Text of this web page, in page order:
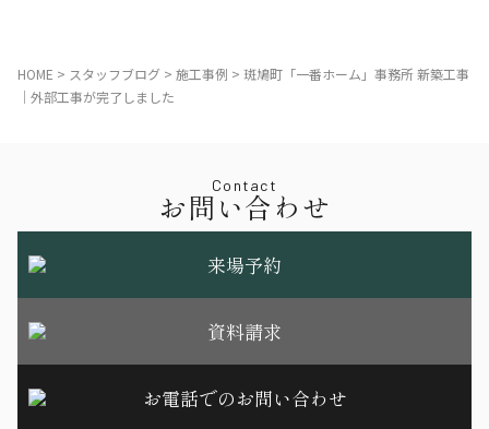
HOME > スタッフブログ > 施工事例 > 斑鳩町「一番ホーム」事務所 新築工事
｜外部工事が完了しました
Contact
お問い合わせ
来場予約
資料請求
お電話でのお問い合わせ